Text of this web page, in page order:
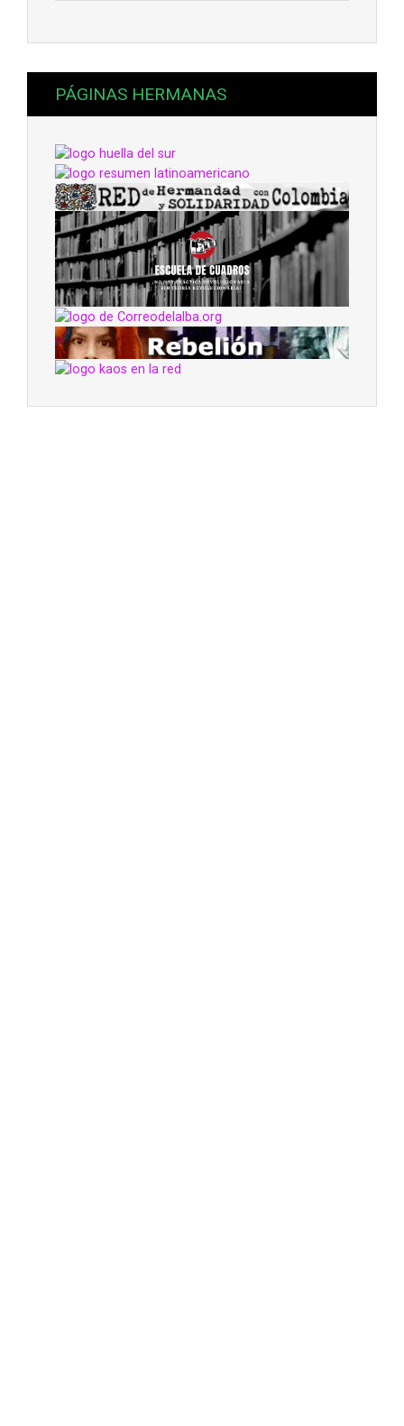
PÁGINAS HERMANAS